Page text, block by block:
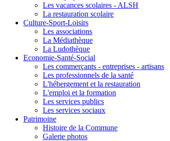
Les vacances scolaires - ALSH
La restauration scolaire
Culture-Sport-Loisirs
Les associations
La Médiathèque
La Ludothèque
Economie-Santé-Social
Les commerçants - entreprises - artisans
Les professionnels de la santé
L'hébergement et la restauration
L'emploi et la formation
Les services publics
Les services sociaux
Patrimoine
Histoire de la Commune
Galerie photos